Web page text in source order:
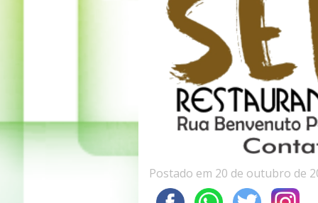
Postado em 20 de outubro de